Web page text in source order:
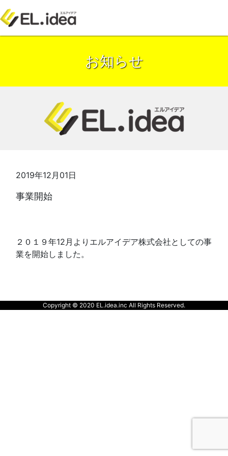
お知らせ
2019年12月01日
事業開始
２０１９年12月よりエルアイデア株式会社としての事
業を開始しました。
Copyright © 2020 EL.idea.inc All Rights Reserved.